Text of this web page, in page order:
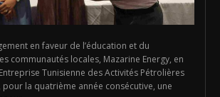
en faveur de l’éducation et du
communautés locales, Mazarine Energy, en
Tunisienne des Activités Pétrolières
pour la quatrième année consécutive, une